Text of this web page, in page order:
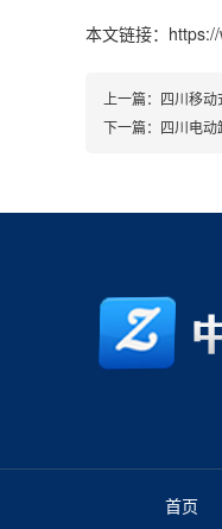
本文链接：
上一篇： 四川移
下一篇： 四川电
首页